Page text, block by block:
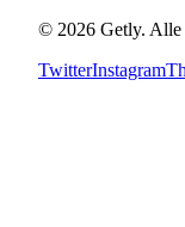
© 2026 Getly. Alle
TwitterInstagram